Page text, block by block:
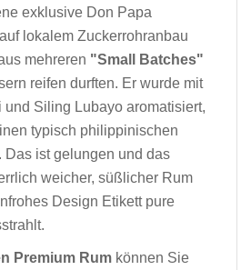
exklusive Don Papa
lokalem Zuckerrohranbau
mehreren "Small Batches"
reifen durften. Er wurde mit
und Siling Lubayo aromatisiert,
typisch philippinischen
Das ist gelungen und das
weicher, süßlicher Rum
Design Etikett pure
Premium Rum können Sie